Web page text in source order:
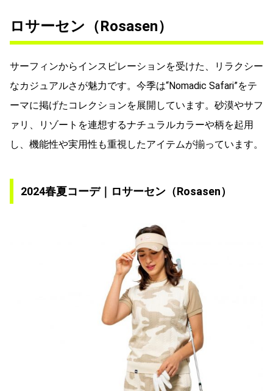
ロサーセン（Rosasen）
サーフィンからインスピレーションを受けた、リラクシー
なカジュアルさが魅力です。今季は“Nomadic Safari”をテ
ーマに掲げたコレクションを展開しています。砂漠やサフ
ァリ、リゾートを連想するナチュラルカラーや柄を起用
し、機能性や実用性も重視したアイテムが揃っています。
2024春夏コーデ｜ロサーセン（Rosasen）